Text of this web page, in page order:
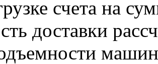
счета на
доставки